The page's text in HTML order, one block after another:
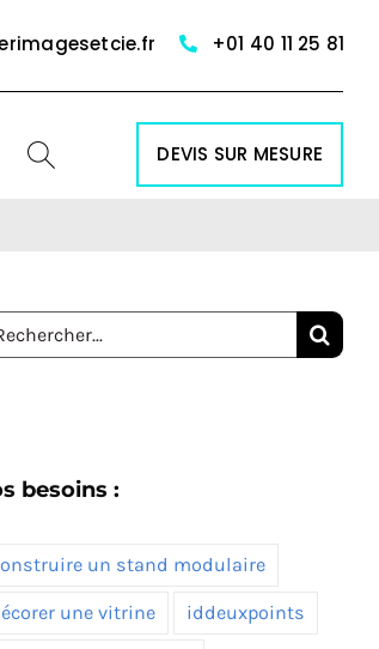
+01 40 11 25 81
DEVIS SUR MESURE
besoins :
un stand modulaire
une vitrine iddeuxpoints